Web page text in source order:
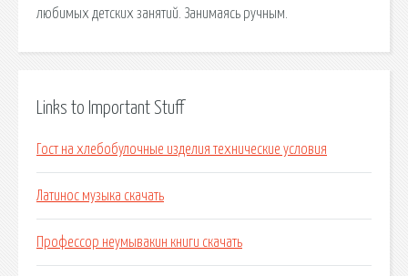
любимых детских занятий. Занимаясь ручным.
Links to Important Stuff
Гост на хлебобулочные изделия технические условия
Латинос музыка скачать
Профессор неумывакин книги скачать